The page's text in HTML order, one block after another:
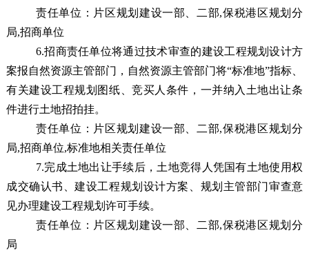
责任单位： 片区规划建设一部、二部,保税港区规划分
局,招商单位
6.招商责任单位将通过技术审查的建设工程规划设计方
案报自然资源主管部门，自然资源主管部门将“标准地”指标、
有关建设工程规划图纸、竞买人条件，一并纳入土地出让条
件进行土地招拍挂。
责任单位： 片区规划建设一部、二部,保税港区规划分
局,招商单位,标准地相关责任单位
7.完成土地出让手续后，土地竞得人凭国有土地使用权
成交确认书
、建设工程规划设计方案、 规划主管部门审查意
见办理建设工程规划许可手续。
责任单位： 片区规划建设一部、二部,保税港区规划分
局